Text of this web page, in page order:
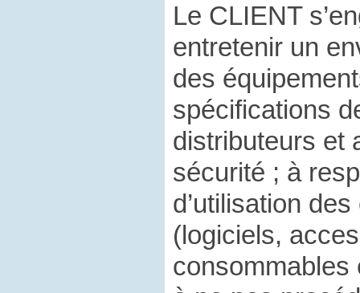
Le CLIENT
entretenir un
des
spécifications
distributeurs et
sécurité ; à
d’utilisation
(logiciels,
consommables